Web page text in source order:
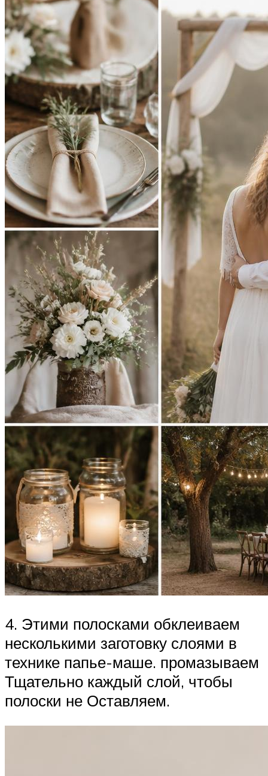
4. Этими полосками обклеиваем
несколькими заготовку слоями в
технике папье-маше. промазываем
Тщательно каждый слой, чтобы
полоски не Оставляем.